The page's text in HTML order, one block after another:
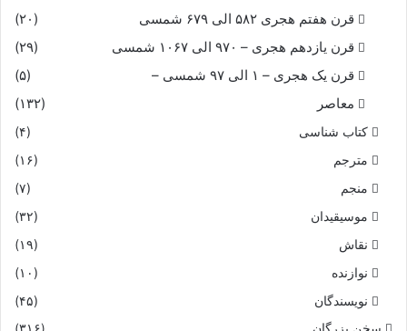
قرن هفتم هجری ۵۸۲ الی ۶۷۹ شمسی
(۲۰)
قرن یازدهم هجری – ۹۷۰ الی ۱۰۶۷ شمسی
(۲۹)
قرن یک هجری – ۱ الی ۹۷ شمسی –
(۵)
معاصر
(۱۳۲)
کتاب شناسی
(۴)
مترجم
(۱۶)
منجم
(۷)
موسیقیدان
(۳۲)
نقاش
(۱۹)
نوازنده
(۱۰)
نویسندگان
(۴۵)